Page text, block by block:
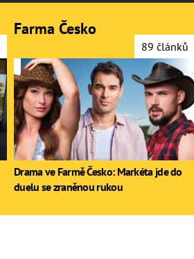
Farma Česko
89 článků
Drama ve Farmě Česko: Markéta jde do
duelu se zraněnou rukou